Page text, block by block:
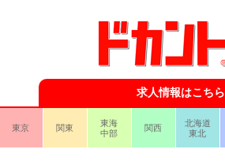
求人情報はこちら
東京 関東
東海
中部
関西
北海道
東北